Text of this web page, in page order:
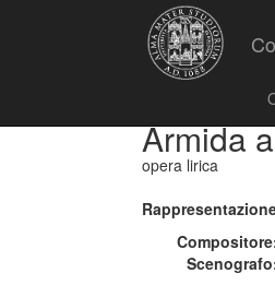
Armida
opera lirica